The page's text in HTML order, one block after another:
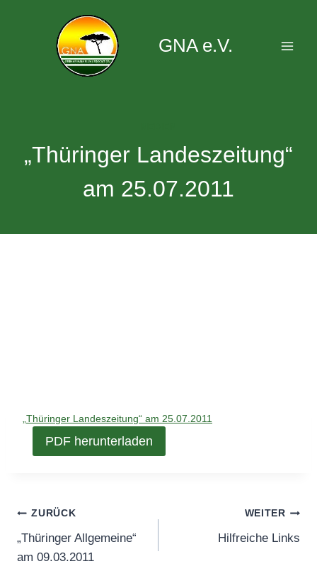
GNA e.V.
„Thüringer Landeszeitung“
am 25.07.2011
„Thüringer Landeszeitung“ am 25.07.2011
PDF herunterladen
Beitragsnavigation
ZURÜCK
„Thüringer Allgemeine“
am 09.03.2011
WEITER
Hilfreiche Links